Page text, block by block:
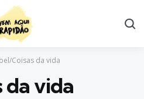
Coisas da vida
da vida